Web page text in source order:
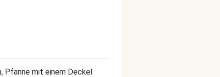
Pfanne mit einem Deckel